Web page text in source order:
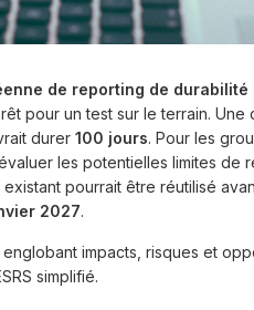
de reporting de durabilité
pour un test sur le terrain.
durer 100 jours. Pour les
les potentielles limites de
pourrait être réutilisé
2027.
impacts, risques et
simplifié.